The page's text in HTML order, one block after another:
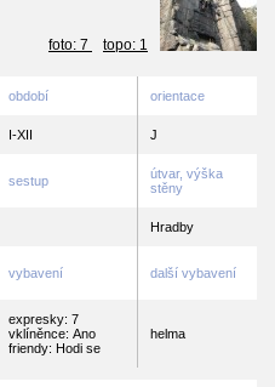
foto: 7 topo: 1
období orientace
I-XII J
sestup
útvar, výška
stěny
Hradby
vybavení další vybavení
expresky: 7
vklíněnce: Ano
friendy: Hodi se
helma